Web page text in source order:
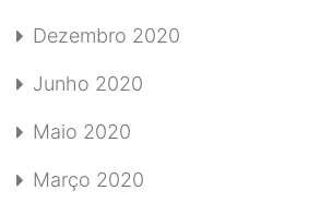
Dezembro 2020
Junho 2020
Maio 2020
Março 2020